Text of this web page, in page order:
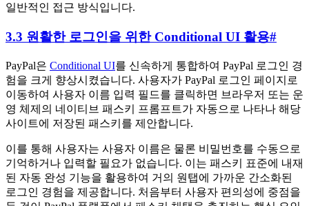
일반적인 접근 방식입니다.
3.3 원활한 로그인을 위한 Conditional UI 활용#
PayPal은 Conditional UI를 신속하게 통합하여 PayPal 로그인 경
험을 크게 향상시켰습니다. 사용자가 PayPal 로그인 페이지로
이동하여 사용자 이름 입력 필드를 클릭하면 브라우저 또는 운
영 체제의 네이티브 패스키 프롬프트가 자동으로 나타나 해당
사이트에 저장된 패스키를 제안합니다.
이를 통해 사용자는 사용자 이름은 물론 비밀번호를 수동으로
기억하거나 입력할 필요가 없습니다. 이는 패스키 표준에 내재
된 자동 완성 기능을 활용하여 거의 원탭에 가까운 간소화된
로그인 경험을 제공합니다. 처음부터 사용자 편의성에 중점을